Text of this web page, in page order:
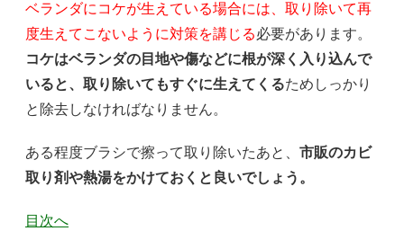
ベランダにコケが生えている場合には、取り除いて再
度生えてこないように対策を講じる必要があります。
コケはベランダの目地や傷などに根が深く入り込んで
いると、取り除いてもすぐに生えてくるためしっかり
と除去しなければなりません。
ある程度ブラシで擦って取り除いたあと、 市販のカビ
取り剤や熱湯をかけておくと良いでしょう。
目次へ